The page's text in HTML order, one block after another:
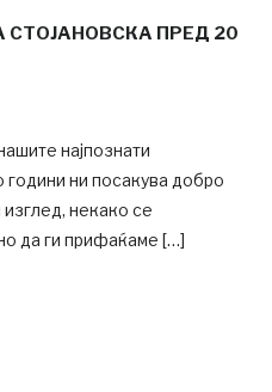
ПРЕД 20
најпознати
години ни посакува добро
некако се
да ги прифаќаме […]